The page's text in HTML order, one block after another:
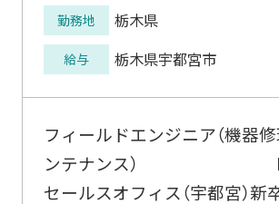
勤務地 栃木県
給与 栃木県宇都宮市
フィールドエンジニア（機器
ンテナンス）
セールスオフィス（宇都宮）新